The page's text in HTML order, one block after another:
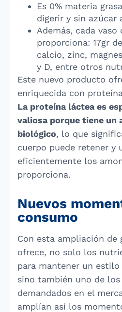
Es 0% materia
digerir y sin azúcar
Además, cada vaso
proporciona: 17gr
calcio, zinc,
y D, entre otros
Este nuevo producto
enriquecida con
La proteína láctea es
valiosa porque tiene un
biológico, lo que
cuerpo puede retener y
eficientemente los
proporciona.
Nuevos
consumo
Con esta ampliación de
ofrece, no solo los
para mantener un
sino también uno de los
demandados en el
amplían así los